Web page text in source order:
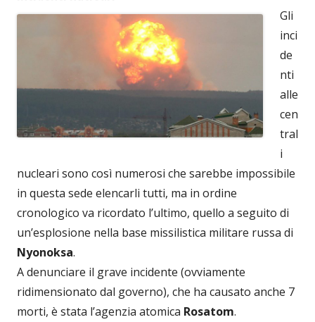
Gli
inci
de
nti
alle
cen
tral
i
nucleari sono così numerosi che sarebbe impossibile
in questa sede elencarli tutti, ma in ordine
cronologico va ricordato l’ultimo, quello a seguito di
un’esplosione nella base missilistica militare russa di
Nyonoksa.
A denunciare il grave incidente (ovviamente
ridimensionato dal governo), che ha causato anche 7
morti, è stata l’agenzia atomica Rosatom.